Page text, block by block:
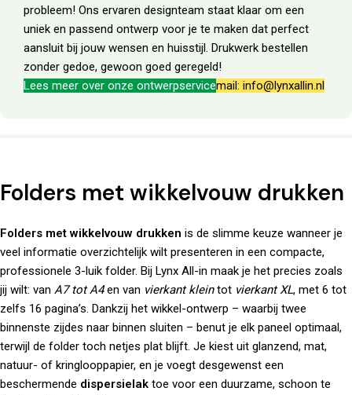
probleem! Ons ervaren designteam staat klaar om een
uniek en passend ontwerp voor je te maken dat perfect
aansluit bij jouw wensen en huisstijl. Drukwerk bestellen
zonder gedoe, gewoon goed geregeld!
Lees meer over onze ontwerpservicemail: info@lynxallin.nl
Folders met wikkelvouw drukken
Folders met wikkelvouw drukken is de slimme keuze wanneer je
veel informatie overzichtelijk wilt presenteren in een compacte,
professionele 3-luik folder. Bij Lynx All-in maak je het precies zoals
jij wilt: van A7 tot A4en van vierkant kleintot vierkant XL, met 6 tot
zelfs 16 pagina’s. Dankzij het wikkel-ontwerp – waarbij twee
binnenste zijdes naar binnen sluiten – benut je elk paneel optimaal,
terwijl de folder toch netjes plat blijft. Je kiest uit glanzend, mat,
natuur- of kringlooppapier, en je voegt desgewenst een
beschermende dispersielak toe voor een duurzame, schoon te